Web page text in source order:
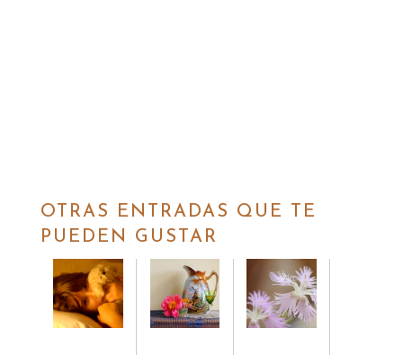
OTRAS ENTRADAS QUE TE
PUEDEN GUSTAR